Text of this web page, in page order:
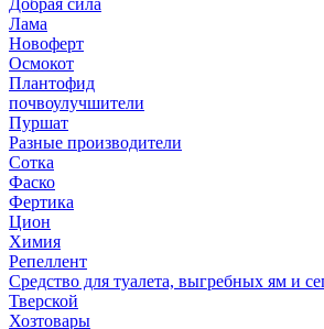
Добрая сила
Лама
Новоферт
Осмокот
Плантофид
почвоулучшители
Пуршат
Разные производители
Сотка
Фаско
Фертика
Цион
Химия
Репеллент
Средство для туалета, выгребных ям и
Тверской
Хозтовары